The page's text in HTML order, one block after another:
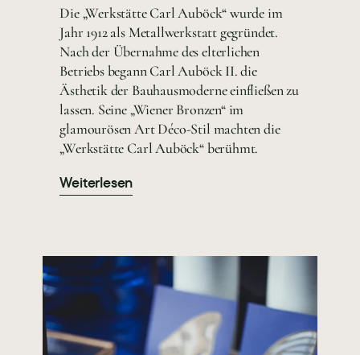
Die „Werkstätte Carl Auböck“ wurde im
Jahr 1912 als Metallwerkstatt gegründet.
Nach der Übernahme des elterlichen
Betriebs begann Carl Auböck II. die
Ästhetik der Bauhausmoderne einfließen zu
lassen. Seine „Wiener Bronzen“ im
glamourösen Art Déco-Stil machten die
„Werkstätte Carl Auböck“ berühmt.
Weiterlesen